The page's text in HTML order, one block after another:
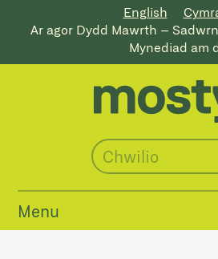
English
Ar agor Dydd Mawrth –
Mynediad am
Menu